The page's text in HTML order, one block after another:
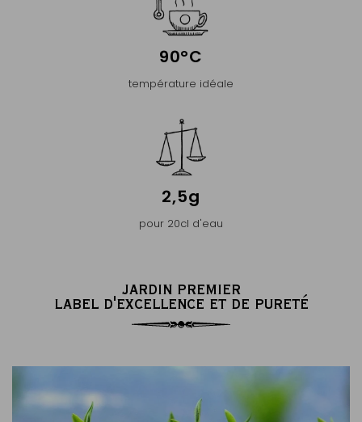
90°C
température idéale
2,5g
pour 20cl d'eau
JARDIN PREMIER
LABEL D'EXCELLENCE ET DE PURETÉ